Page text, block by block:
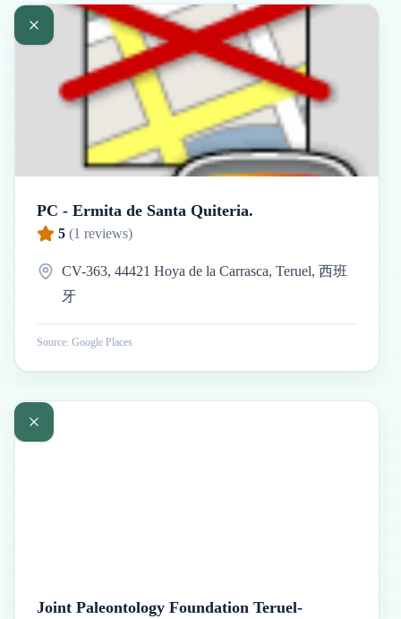
PC - Ermita de Santa Quiteria.
5 (1 reviews)
CV-363, 44421 Hoya de la Carrasca, Teruel, 西班
牙
Source: Google Places
Joint Paleontology Foundation Teruel-